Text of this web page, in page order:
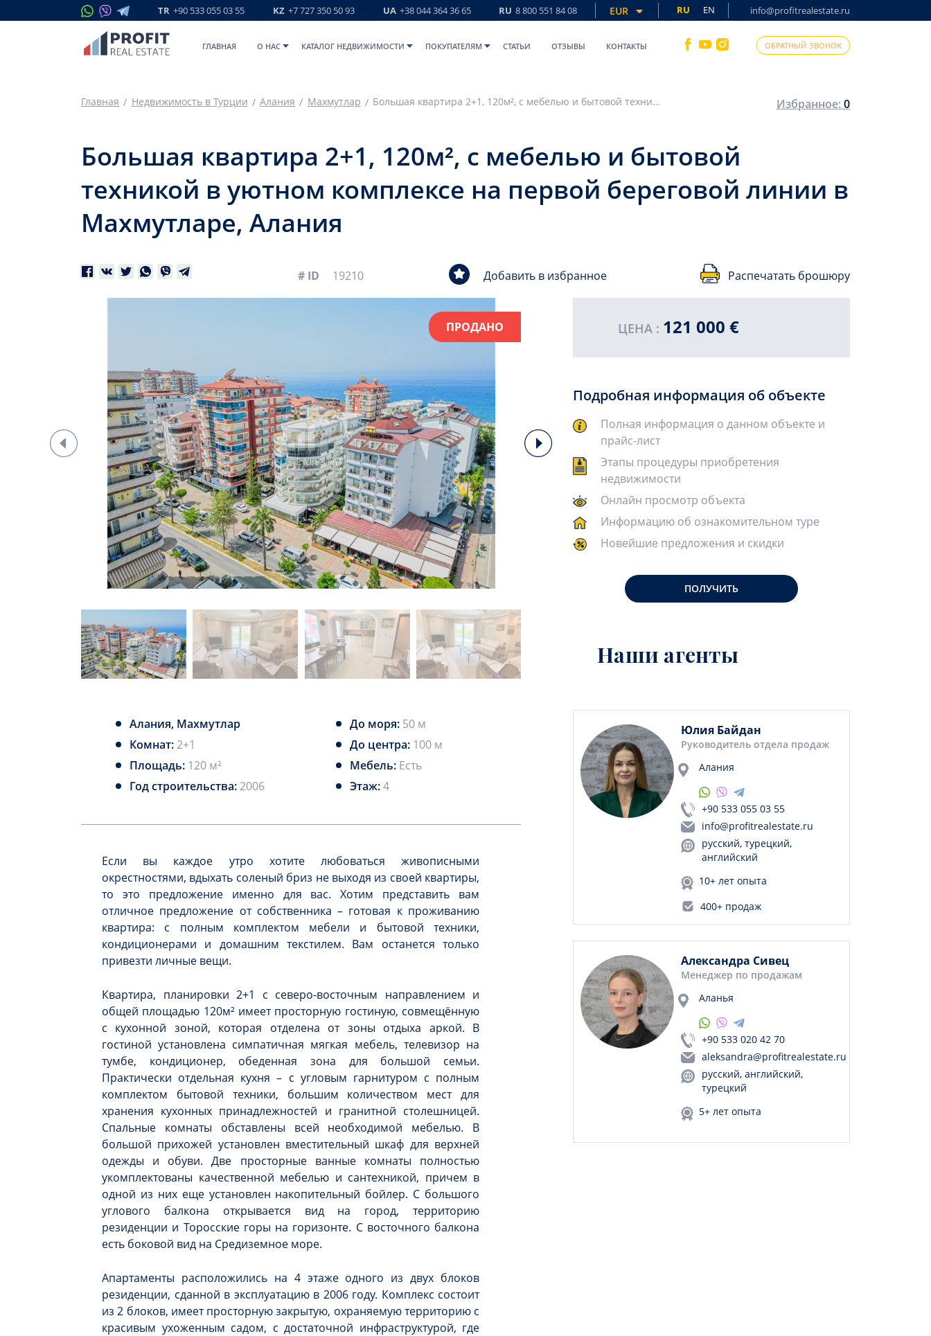
TR +90 533 055 03 55 KZ +7 727 350 50 93 UA +38 044 364 36 65 RU 8 800 551 84 08 EUR RU EN info@profitrealestate.ru
ГЛАВНАЯ O НАС КАТАЛОГ НЕДВИЖИМОСТИ ПОКУПАТЕЛЯМ СТАТЬИ ОТЗЫВЫ КОНТАКТЫ ОБРАТНЫЙ ЗВОНОК
Главная Недвижимость в Турции Алания Махмутлар Большая квартира 2+1, 120м², с мебелью и бытовой техникой в уютном комплексе на первой береговой линии в Махмутларе, Алания Избранное:0
Большая квартира 2+1, 120м², с мебелью и бытовой
техникой в уютном комплексе на первой береговой линии в
Махмутларе, Алания
# ID 19210 Добавить в избранное Распечатать брошюру
ПРОДАНО
Алания, Махмутлар До моря: 50 м
Комнат:2+1 До центра: 100 м
Площадь: 120 м² Мебель: Есть
Год строительства:2006 Этаж:4
Если вы каждое утро хотите любоваться живописными
окрестностями, вдыхать соленый бриз не выходя из своей квартиры,
то это предложение именно для вас. Хотим представить вам
отличное предложение от собственника – готовая к проживанию
квартира: с полным комплектом мебели и бытовой техники,
кондиционерами и домашним текстилем. Вам останется только
привезти личные вещи.
Квартира, планировки 2+1 с северо-восточным направлением и
общей площадью 120м² имеет просторную гостиную, совмещённую
с кухонной зоной, которая отделена от зоны отдыха аркой. В
гостиной установлена симпатичная мягкая мебель, телевизор на
тумбе, кондиционер, обеденная зона для большой семьи.
Практически отдельная кухня – с угловым гарнитуром с полным
комплектом бытовой техники, большим количеством мест для
хранения кухонных принадлежностей и гранитной столешницей.
Спальные комнаты обставлены всей необходимой мебелью. В
большой прихожей установлен вместительный шкаф для верхней
одежды и обуви. Две просторные ванные комнаты полностью
укомплектованы качественной мебелью и сантехникой, причем в
одной из них еще установлен накопительный бойлер. С большого
углового балкона открывается вид на город, территорию
резиденции и Торосские горы на горизонте. С восточного балкона
есть боковой вид на Средиземное море.
Апартаменты расположились на 4 этаже одного из двух блоков
резиденции, сданной в эксплуатацию в 2006 году. Комплекс состоит
из 2 блоков, имеет просторную закрытую, охраняемую территорию с
красивым ухоженным садом, с достаточной инфраструктурой, где
ЦЕНА : 121 000 €
Подробная информация об объекте
Полная информация о данном объекте и
прайс-лист
Этапы процедуры приобретения
недвижимости
Онлайн просмотр объекта
Информацию об ознакомительном туре
Новейшие предложения и скидки
ПОЛУЧИТЬ
Наши агенты
Юлия Байдан
Руководитель отдела продаж
Алания
+90 533 055 03 55
info@profitrealestate.ru
русский, турецкий,
английский
10+ лет опыта
400+ продаж
Александра Сивец
Менеджер по продажам
Аланья
+90 533 020 42 70
aleksandra@profitrealestate.ru
русский, английский,
турецкий
5+ лет опыта